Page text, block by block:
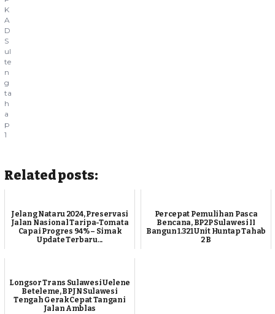
K
A
D
S
ul
te
n
g
ta
h
a
p
1
Related posts:
Jelang Nataru 2024, Preservasi
Jalan Nasional Taripa-Tomata
Capai Progres 94% – Simak
Update Terbaru...
Percepat Pemulihan Pasca
Bencana, BP2P Sulawesi II
Bangun 1.321 Unit Huntap Tahab
2 B
Longsor Trans Sulawesi Uelene
Beteleme, BPJN Sulawesi
Tengah Gerak Cepat Tangani
Jalan Amblas